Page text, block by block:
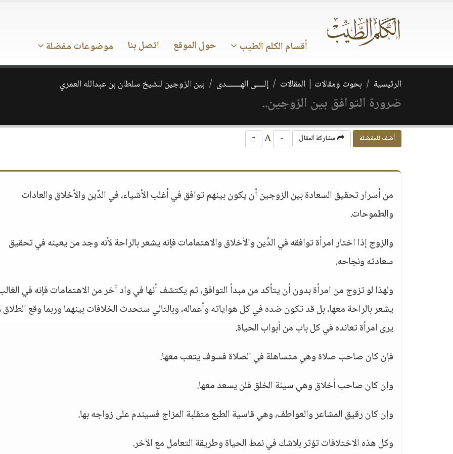
أقسام الكلم الطيب حول الموقع اتصل بنا موضوعات مفضلة
الرئيسية بحوث ومقالات | المقالات إلــــى الهـــــــدى بين الزوجين للشيخ سلطان بن عبدالله العمري
ضرورة التوافق بين الزوجين..
أضف للمفضلة مشاركة المقال -
+
من أسرار تحقيق السعادة بين الزوجين أن يكون بينهم توافق في أغلب الأشياء، في الدِّين والأخلاق والعادات
والطموحات.
والزوج إذا اختار امرأة توافقه في الدِّين والأخلاق والاهتمامات فإنه يشعر بالراحة لأنه وجد من يعينه في تحقيق
سعادته ونجاحه.
ولهذا لو تزوج من امرأة بدون أن يتأكد من مبدأ التوافق، ثم يكتشف أنها في واد آخر من الاهتمامات فإنه في
يشعر بالراحة معها، بل قد تكون ضده في كل هواياته وأعماله، وبالتالي ستحدث الخلافات بينهما وربما وقع الطلاق
يرى امرأة تعانده في كل باب من أبواب الحياة.
فإن كان صاحب صلاة وهي متساهلة في الصلاة فسوف يتعب معها.
وإن كان صاحب أخلاق وهي سيئة الخلق فلن يسعد معها.
وإن كان رقيق المشاعر والعواطف، وهي قاسية الطبع متقلبة المزاج فسيندم على زواجه بها.
وكل هذه الاختلافات تؤثر بلاشك في نمط الحياة وطريقة التعامل مع الآخر.